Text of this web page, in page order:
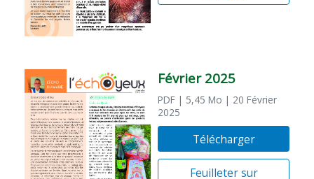
Février 2025
PDF | 5,45 Mo | 20 Février
2025
Télécharger
Feuilleter sur